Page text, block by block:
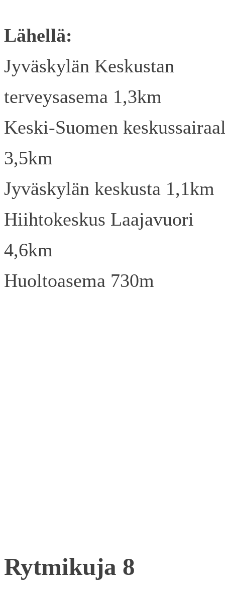
Lähellä:
Jyväskylän Keskustan
terveysasema 1,3km
Keski-Suomen
3,5km
Jyväskylän keskusta 1,1km
Hiihtokeskus Laajavuori
4,6km
Huoltoasema 730m
Rytmikuja 8